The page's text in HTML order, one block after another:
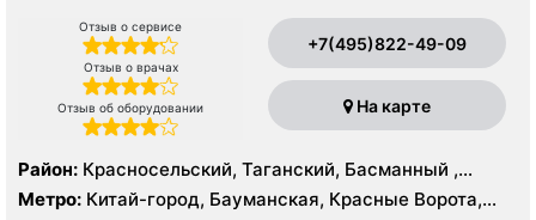
Отзыв о сервисе
Отзыв о врачах
Отзыв об оборудовании
+7(495)822-49-09
На карте
Район: Красносельский, Таганский, Басманный ,
Тверской
Метро: Китай-город, Бауманская, Красные Ворота,